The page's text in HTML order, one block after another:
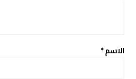
الاسم*